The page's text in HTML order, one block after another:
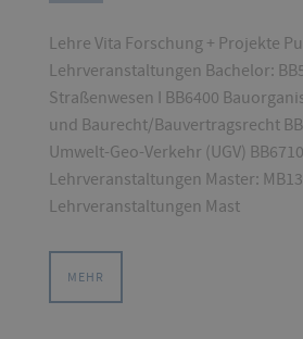
Lehre Vita Forschung + Projekte
Lehrveranstaltungen Bachelor:
Straßenwesen I BB6400
und Baurecht/Bauvertragsrecht
Umwelt-Geo-Verkehr (UGV)
Lehrveranstaltungen Master:
Lehrveranstaltungen Mast
MEHR